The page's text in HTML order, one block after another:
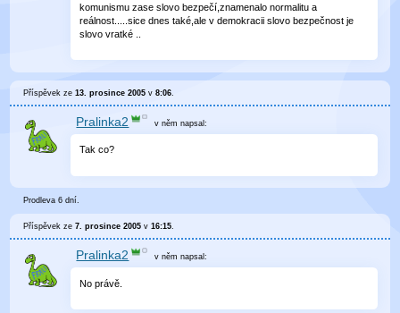
komunismu zase slovo bezpečí,znamenalo normalitu a
reálnost.....sice dnes také,ale v demokracii slovo bezpečnost je
slovo vratké ..
Příspěvek ze13. prosince 2005 v8:06
Pralinka2 v něm napsal:
Tak co?
Prodleva 6 dní.
Příspěvek ze7. prosince 2005 v16:15.
Pralinka2 v něm napsal:
No právě.